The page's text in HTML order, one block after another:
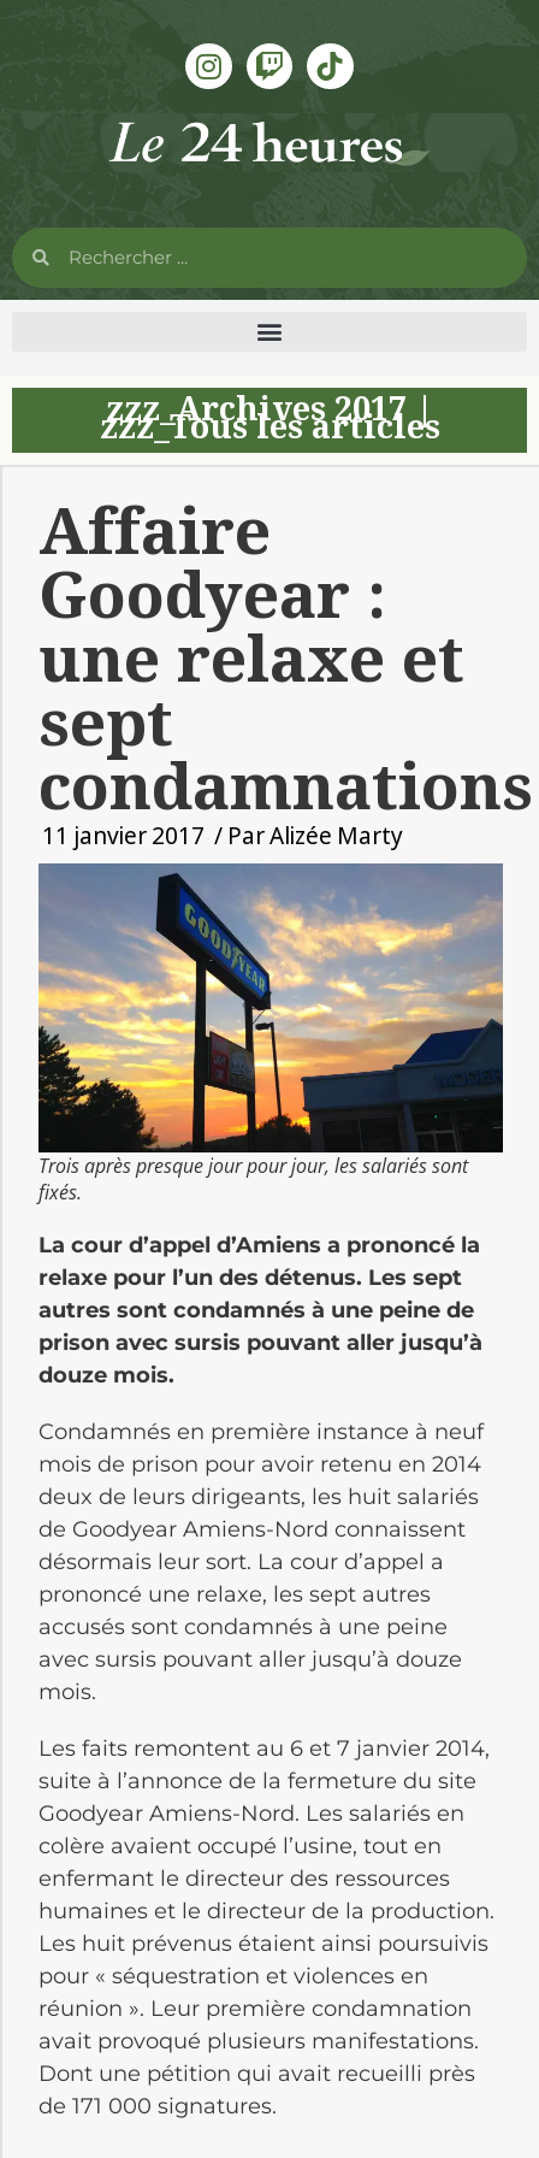
zzz_Archives 2017|
zzz_Tous les articles
Affaire
Goodyear :
une relaxe et
sept
condamnations
11 janvier 2017 / ParAlizée Marty
Trois après presque jour pour jour, les salariés sont
fixés.
La cour d’appel d’Amiens a prononcé la
relaxe pour l’un des détenus. Les sept
autres sont condamnés à une peine de
prison avec sursis pouvant aller jusqu’à
douze mois.
Condamnés en première instance à neuf
mois de prison pour avoir retenu en 2014
deux de leurs dirigeants, les huit salariés
de Goodyear Amiens-Nord connaissent
désormais leur sort. La cour d’appel a
prononcé une relaxe, les sept autres
accusés sont condamnés à une peine
avec sursis pouvant aller jusqu’à douze
mois.
Les faits remontent au 6 et 7 janvier 2014,
suite à l’annonce de la fermeture du site
Goodyear Amiens-Nord. Les salariés en
colère avaient occupé l’usine, tout en
enfermant le directeur des ressources
humaines et le directeur de la production.
Les huit prévenus étaient ainsi poursuivis
pour « séquestration et violences en
réunion ». Leur première condamnation
avait provoqué plusieurs manifestations.
Dont une pétition qui avait recueilli près
de 171 000 signatures.